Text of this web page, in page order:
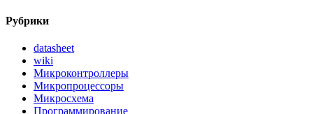
Рубрики
datasheet
wiki
Микроконтроллеры
Микропроцессоры
Микросхема
Программирование